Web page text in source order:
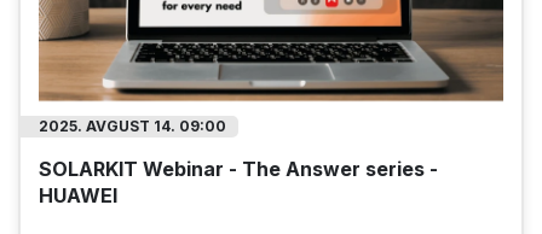
2025. AVGUST 14. 09:00
SOLARKIT Webinar - The Answer series -
HUAWEI